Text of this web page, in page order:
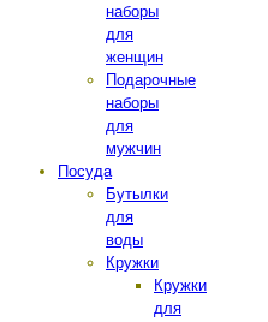
наборы
для
женщин
Подарочные
наборы
для
мужчин
Посуда
Бутылки
для
воды
Кружки
Кружки
для